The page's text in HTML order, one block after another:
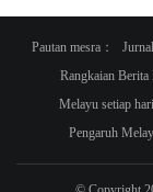
Pautan mesra：
Rangkaian Berita
Melayu setiap hari
Pengaruh